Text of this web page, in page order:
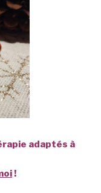
adaptés à
!